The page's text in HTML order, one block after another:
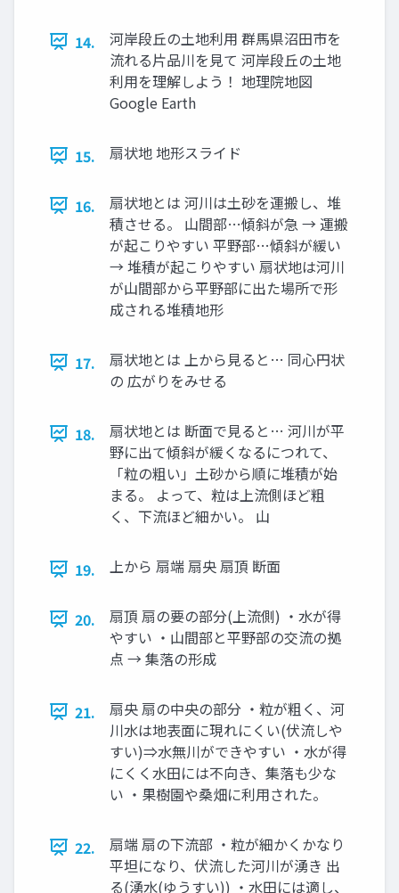
14.
河岸段丘の土地利用 群馬県沼田市を
流れる片品川を見て 河岸段丘の土地
利用を理解しよう！ 地理院地図
Google Earth
15. 扇状地 地形スライド
16.
扇状地とは 河川は土砂を運搬し、堆
積させる。 山間部…傾斜が急 → 運搬
が起こりやすい 平野部…傾斜が緩い
→ 堆積が起こりやすい 扇状地は河川
が山間部から平野部に出た場所で形
成される堆積地形
17.
扇状地とは 上から見ると… 同心円状
の 広がりをみせる
18.
扇状地とは 断面で見ると… 河川が平
野に出て傾斜が緩くなるにつれて、
「粒の粗い」土砂から順に堆積が始
まる。 よって、粒は上流側ほど粗
く、下流ほど細かい。 山
19. 上から 扇端 扇央 扇頂 断面
20.
扇頂 扇の要の部分(上流側) ・水が得
やすい ・山間部と平野部の交流の拠
点 → 集落の形成
21.
扇央 扇の中央の部分 ・粒が粗く、河
川水は地表面に現れにくい(伏流しや
すい)⇒水無川ができやすい ・水が得
にくく水田には不向き、集落も少な
い ・果樹園や桑畑に利用された。
22.
扇端 扇の下流部 ・粒が細かくかなり
平坦になり、伏流した河川が湧き 出
る(湧水(ゆうすい)) ・水田には適し、